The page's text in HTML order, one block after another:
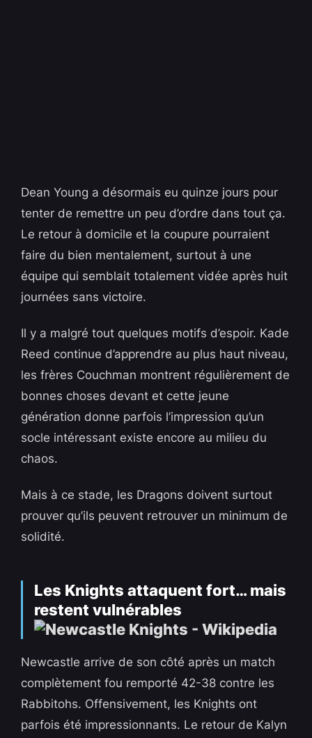
Dean Young a désormais eu quinze jours pour
tenter de remettre un peu d’ordre dans tout ça.
Le retour à domicile et la coupure pourraient
faire du bien mentalement, surtout à une
équipe qui semblait totalement vidée après huit
journées sans victoire.
Il y a malgré tout quelques motifs d’espoir. Kade
Reed continue d’apprendre au plus haut niveau,
les frères Couchman montrent régulièrement de
bonnes choses devant et cette jeune
génération donne parfois l’impression qu’un
socle intéressant existe encore au milieu du
chaos.
Mais à ce stade, les Dragons doivent surtout
prouver qu’ils peuvent retrouver un minimum de
solidité.
Les Knights attaquent fort… mais
restent vulnérables
Newcastle arrive de son côté après un match
complètement fou remporté 42-38 contre les
Rabbitohs. Offensivement, les Knights ont
parfois été impressionnants. Le retour de Kalyn